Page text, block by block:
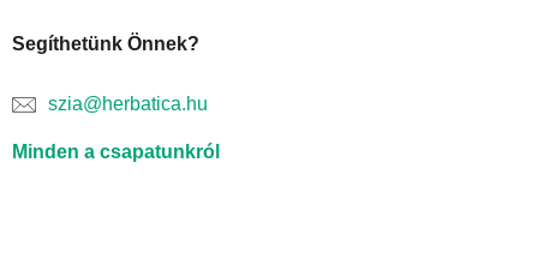
Segíthetünk Önnek?
szia@herbatica.hu
Minden a csapatunkról